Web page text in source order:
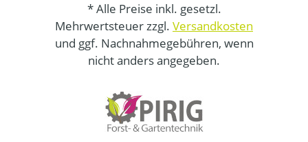
* Alle Preise inkl. gesetzl.
Mehrwertsteuer zzgl. Versandkosten
und ggf. Nachnahmegebühren, wenn
nicht anders angegeben.